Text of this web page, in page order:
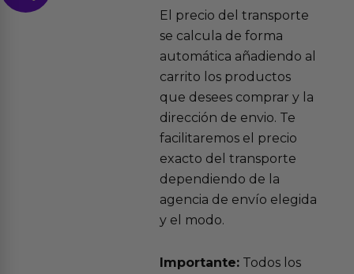
El precio del transporte
se calcula de forma
automática añadiendo al
carrito los productos
que desees comprar y la
dirección de envio. Te
facilitaremos el precio
exacto del transporte
dependiendo de la
agencia de envío elegida
y el modo.
Importante:Todos los